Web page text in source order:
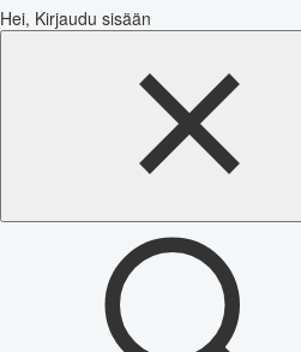
Hei, Kirjaudu sisään